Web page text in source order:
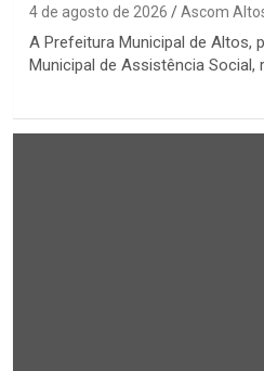
4 de agosto de 2026 Ascom
A Prefeitura Municipal de Altos,
Municipal de Assistência Social,